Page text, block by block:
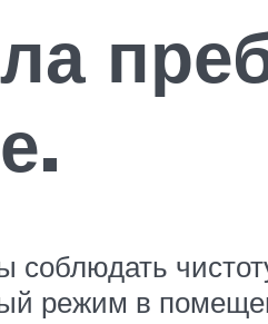
соблюдать
режим в